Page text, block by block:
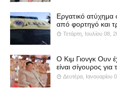
Εργατικό ατύχημα
από φορτηγό και
Τετάρτη, Ιουλίου 08,
Ο Κιμ Γιονγκ Ουν
είναι σίγουρος
Δευτέρα, Ιανουαρίου